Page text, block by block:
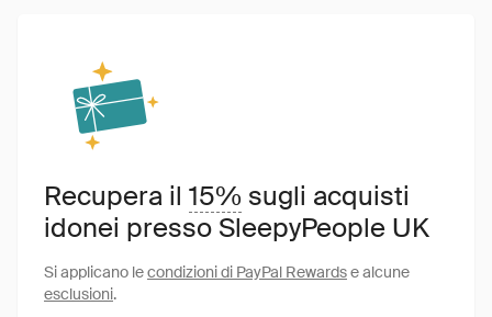
Recupera il 15% sugli acquisti
idonei presso SleepyPeople UK
Si applicano lecondizioni di PayPal Rewardse alcune
esclusioni.